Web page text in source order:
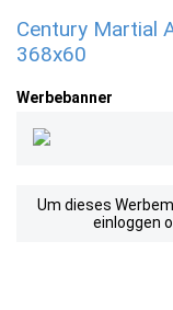
Century Martial
368x60
Werbebanner
Um dieses
einloggen